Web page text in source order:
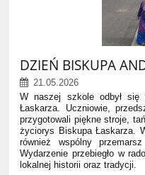
DZIEŃ BISKUPA
21.05.2026
W naszej szkole odbył się
Łaskarza. Uczniowie,
przygotowali piękne stroje,
życiorys Biskupa Łaskarza.
również wspólny
Wydarzenie przebiegło w
lokalnej historii oraz tradycji.